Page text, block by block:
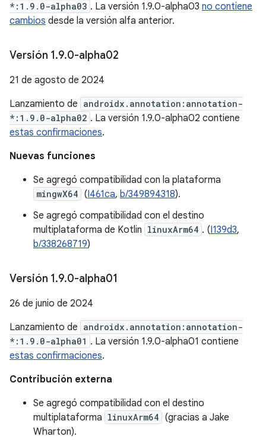
*:1.9.0-alpha03 . La versión 1.9.0-alpha03 no contiene
cambios desde la versión alfa anterior.
Versión 1.9.0-alpha02
21 de agosto de 2024
Lanzamiento de androidx.annotation:annotation-
*:1.9.0-alpha02 . La versión 1.9.0-alpha02 contiene
estas confirmaciones.
Nuevas funciones
Se agregó compatibilidad con la plataforma
mingwX64 (I461ca, b/349894318).
Se agregó compatibilidad con el destino
multiplataforma de Kotlin linuxArm64 . (I139d3,
b/338268719)
Versión 1.9.0-alpha01
26 de junio de 2024
Lanzamiento de androidx.annotation:annotation-
*:1.9.0-alpha01 . La versión 1.9.0-alpha01 contiene
estas confirmaciones.
Contribución externa
Se agregó compatibilidad con el destino
multiplataforma linuxArm64 (gracias a Jake
Wharton).